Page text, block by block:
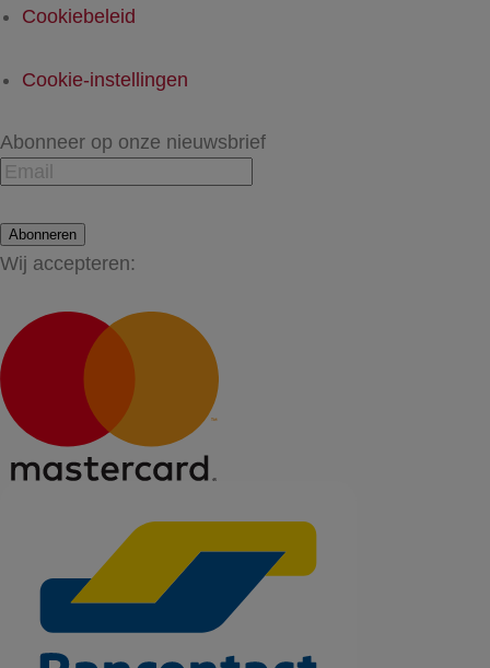
Cookiebeleid
Cookie-instellingen
Abonneer op onze nieuwsbrief
Abonneren
Wij accepteren: